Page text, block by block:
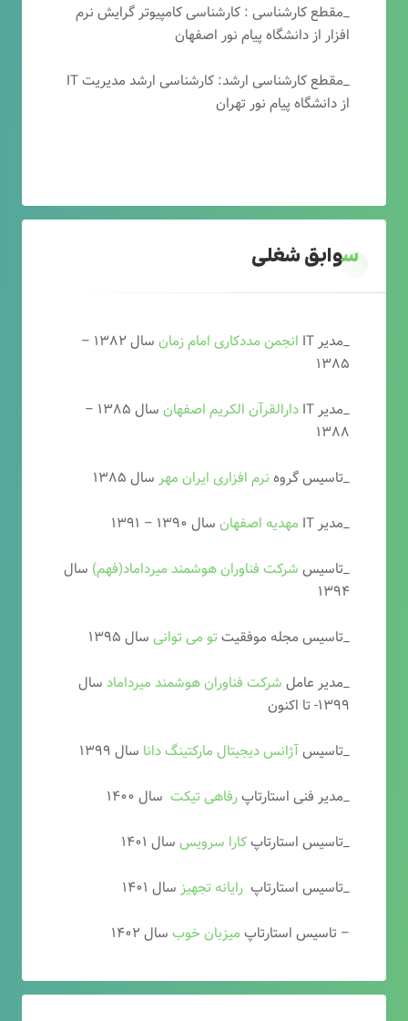
_مقطع کارشناسی : کارشناسی کامپیوتر گرایش نرم
افزار از دانشگاه پیام نور اصفهان
_مقطع کارشناسی ارشد: کارشناسی ارشد مدیریت IT
از دانشگاه پیام نور تهران
سوابق شغلی
_مدیر IT انجمن مددکاری امام زمان
سال ۱۳۸۲ –
۱۳۸۵
_مدیر IT
دارالقرآن الکریم اصفهان
سال ۱۳۸۵ –
۱۳۸۸
_تاسیس گروه نرم افزاری ایران مهر سال ۱۳۸۵
_مدیر IT
مهدیه اصفهان سال ۱۳۹۰ – ۱۳۹۱
_تاسیس شرکت فناوران هوشمند میرداماد(فهم) سال
۱۳۹۴
_تاسیس مجله موفقیتتو می توانی سال ۱۳۹۵
_مدیر عامل شرکت فناوران هوشمند میرداماد سال
۱۳۹۹- تا اکنون
_تاسیسآژانس دیجیتال مارکتینگ دانا سال ۱۳۹۹
_مدیر فنی استارتاپرفاهی تیکت سال ۱۴۰۰
_تاسیس استارتاپکارا سرویس سال ۱۴۰۱
_تاسیس استارتاپ رایانه تجهیز سال ۱۴۰۱
– تاسیس استارتاپ میزبان خوب سال ۱۴۰۲